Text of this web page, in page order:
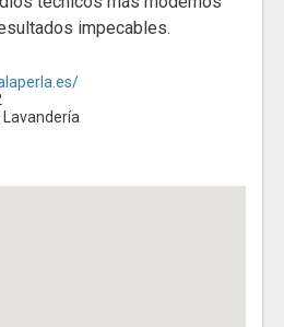
impecables.
Lavandería